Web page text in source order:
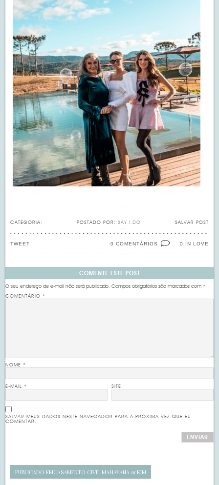
CATEGORIA: SALVAR POST
POSTADO POR: SAY I DO
0 IN LOVE
0 COMENTÁRIOS
TWEET
COMENTE ESTE POST
O seu endereço de e-mail não será publicado. Campos obrigatórios são marcados com*
COMENTÁRIO*
NOME*
E-MAIL* SITE
SALVAR MEUS DADOS NESTE NAVEGADOR PARA A PRÓXIMA VEZ QUE EU
COMENTAR.
PUBLICADO EMCASAMENTO CIVIL MAHAYANA & KIM